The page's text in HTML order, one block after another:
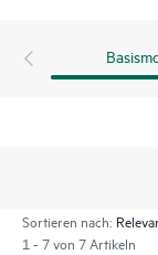
Sortieren nach:
1 - 7 von 7 Artikeln